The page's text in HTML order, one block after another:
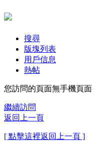
搜尋
版塊列表
用戶信息
熱帖
您訪問的頁面無手機頁面
繼續訪問
返回上一頁
[ 點擊這裡返回上一頁 ]